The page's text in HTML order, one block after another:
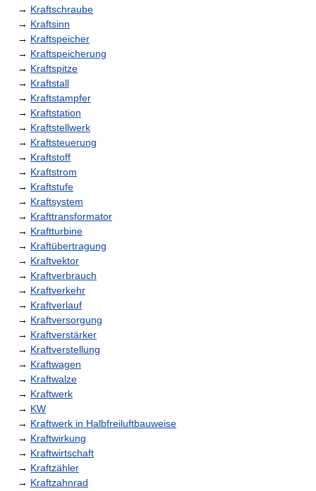
→ Kraftschraube
→ Kraftsinn
→ Kraftspeicher
→ Kraftspeicherung
→ Kraftspitze
→ Kraftstall
→ Kraftstampfer
→ Kraftstation
→ Kraftstellwerk
→ Kraftsteuerung
→ Kraftstoff
→ Kraftstrom
→ Kraftstufe
→ Kraftsystem
→ Krafttransformator
→ Kraftturbine
→ Kraftübertragung
→ Kraftvektor
→ Kraftverbrauch
→ Kraftverkehr
→ Kraftverlauf
→ Kraftversorgung
→ Kraftverstärker
→ Kraftverstellung
→ Kraftwagen
→ Kraftwalze
→ Kraftwerk
→ KW
→ Kraftwerk in Halbfreiluftbauweise
→ Kraftwirkung
→ Kraftwirtschaft
→ Kraftzähler
→ Kraftzahnrad